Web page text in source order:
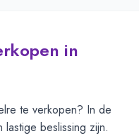
in
te verkopen? In de
beslissing zijn.